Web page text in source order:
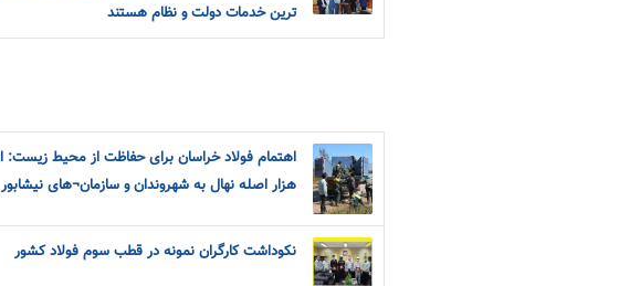
ترین خدمات دولت و نظام هستند
هزار اصله نهال به شهروندان و سازمان¬های نیشابور
نکوداشت کارگران نمونه در قطب سوم فولاد کشور